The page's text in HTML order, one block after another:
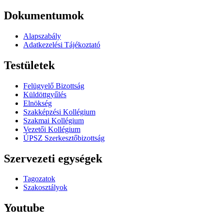
Dokumentumok
Alapszabály
Adatkezelési Tájékoztató
Testületek
Felügyelő Bizottság
Küldöttgyűlés
Elnökség
Szakképzési Kollégium
Szakmai Kollégium
Vezetői Kollégium
ÚPSZ Szerkesztőbizottság
Szervezeti egységek
Tagozatok
Szakosztályok
Youtube